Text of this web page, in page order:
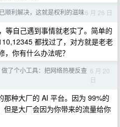
顺利解决，这就是权利的滋味6 月 26 日
等自己遇到事情就老实了。简单的
都找过了，对方就是老老
你有什么办法呢？
做了个小工具：把网络热梗反查 6 月 20
日
种大厂的 AI 平台。因为 99%的
但是大厂会因为你带来的流量给你